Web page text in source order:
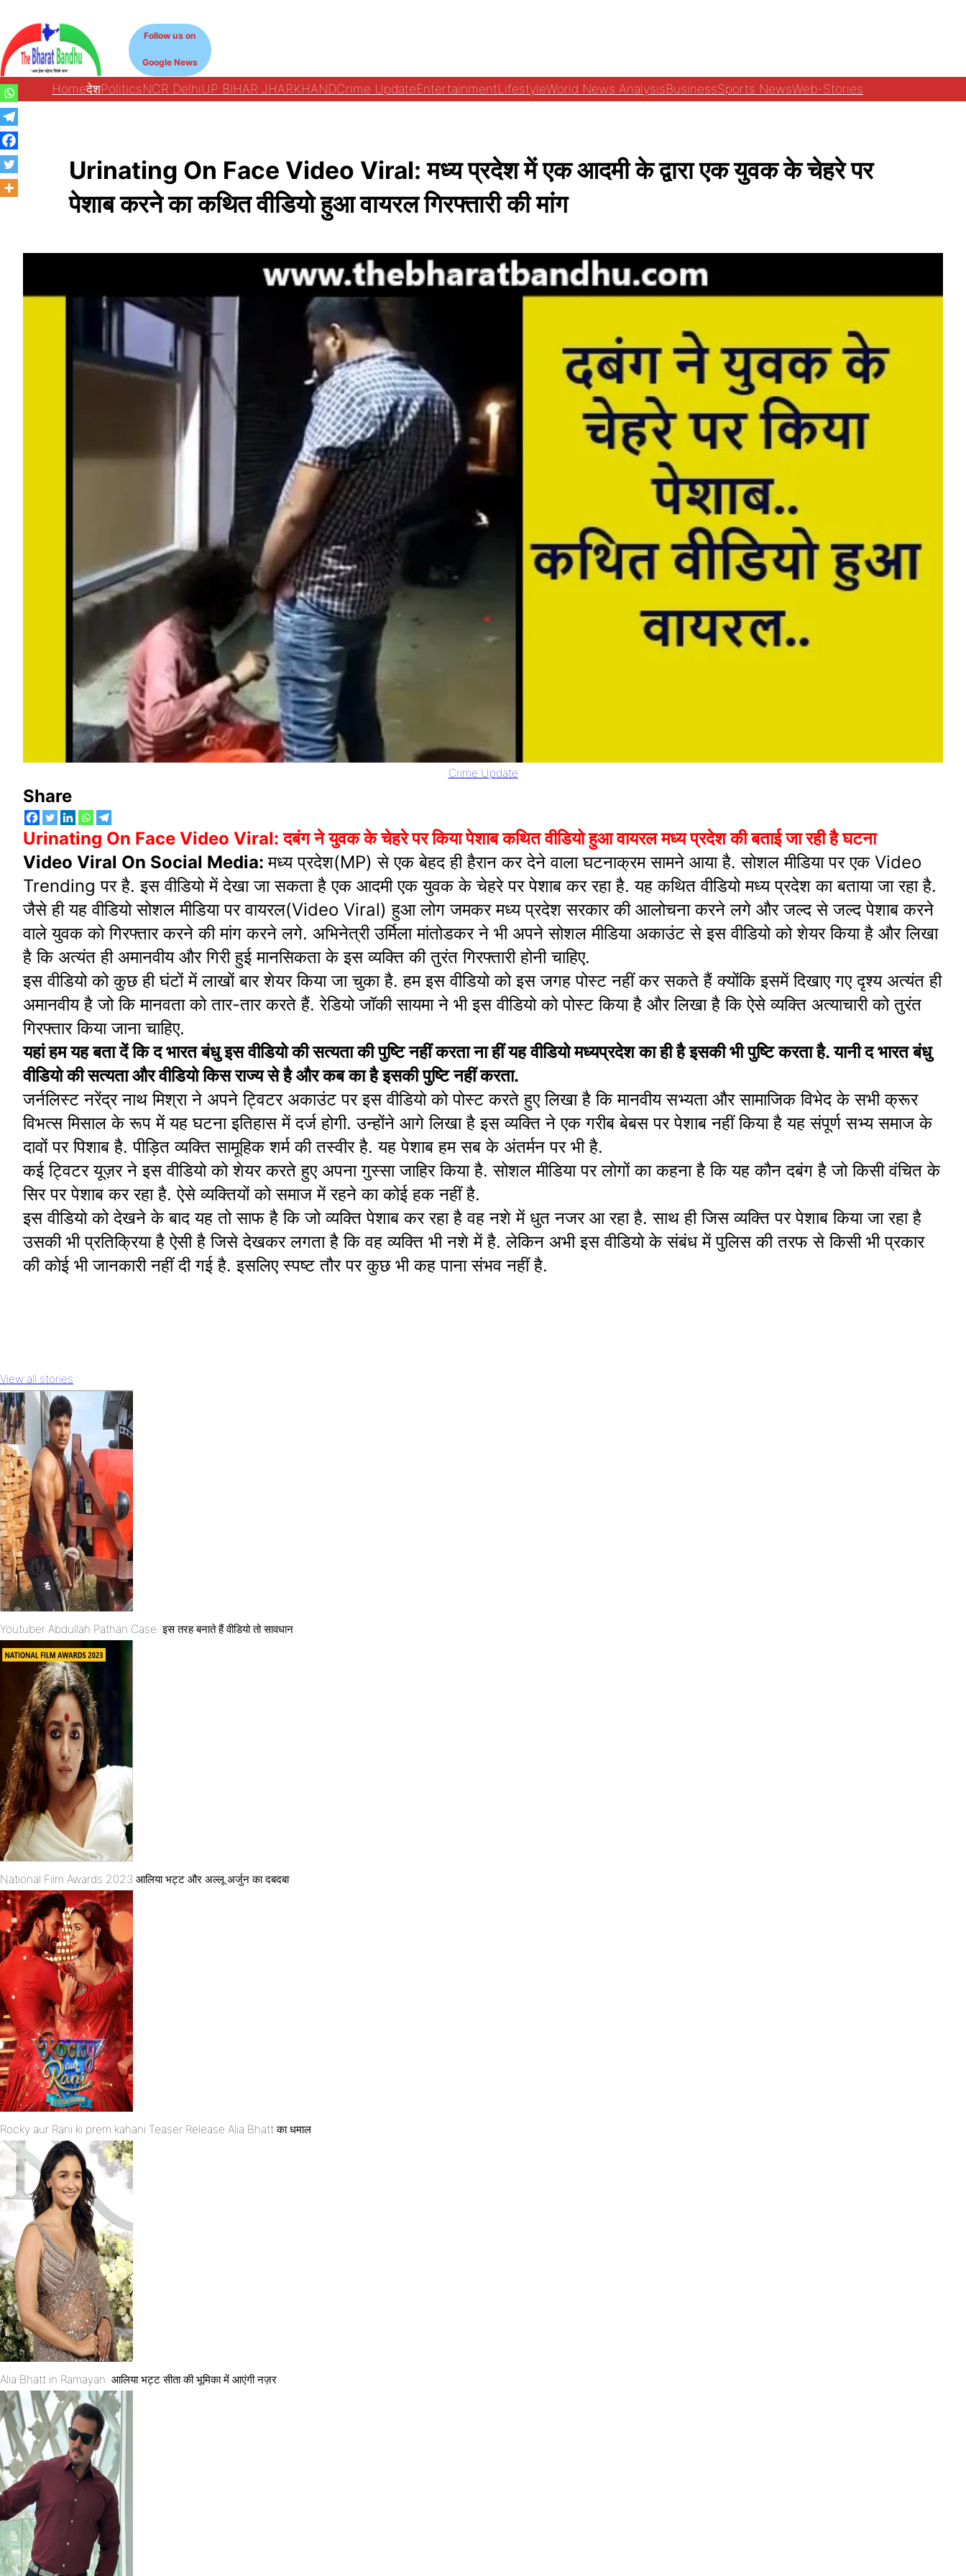
content
Follow us on
Google News
HomeदेशPoliticsNCR DelhiUP BIHAR JHARKHANDCrime UpdateEntertainmentLifestyleWorld News AnalysisBusinessSports NewsWeb-Stories
Urinating On Face Video Viral: मध्य प्रदेश में एक आदमी के द्वारा एक युवक के चेहरे पर
पेशाब करने का कथित वीडियो हुआ वायरल गिरफ्तारी की मांग
Crime Update
Share
Urinating On Face Video Viral: दबंग ने युवक के चेहरे पर किया पेशाब कथित वीडियो हुआ वायरल मध्य प्रदेश की बताई जा रही है घटना
Video Viral On Social Media:मध्य प्रदेश(MP) से एक बेहद ही हैरान कर देने वाला घटनाक्रम सामने आया है. सोशल मीडिया पर एक Video
Trending पर है. इस वीडियो में देखा जा सकता है एक आदमी एक युवक के चेहरे पर पेशाब कर रहा है. यह कथित वीडियो मध्य प्रदेश का बताया जा रहा है.
जैसे ही यह वीडियो सोशल मीडिया पर वायरल(Video Viral) हुआ लोग जमकर मध्य प्रदेश सरकार की आलोचना करने लगे और जल्द से जल्द पेशाब करने
वाले युवक को गिरफ्तार करने की मांग करने लगे. अभिनेत्री उर्मिला मांतोडकर ने भी अपने सोशल मीडिया अकाउंट से इस वीडियो को शेयर किया है और लिखा
है कि अत्यंत ही अमानवीय और गिरी हुई मानसिकता के इस व्यक्ति की तुरंत गिरफ्तारी होनी चाहिए.
इस वीडियो को कुछ ही घंटों में लाखों बार शेयर किया जा चुका है. हम इस वीडियो को इस जगह पोस्ट नहीं कर सकते हैं क्योंकि इसमें दिखाए गए दृश्य अत्यंत ही
अमानवीय है जो कि मानवता को तार-तार करते हैं. रेडियो जॉकी सायमा ने भी इस वीडियो को पोस्ट किया है और लिखा है कि ऐसे व्यक्ति अत्याचारी को तुरंत
गिरफ्तार किया जाना चाहिए.
यहां हम यह बता दें कि द भारत बंधु इस वीडियो की सत्यता की पुष्टि नहीं करता ना हीं यह वीडियो मध्यप्रदेश का ही है इसकी भी पुष्टि करता है. यानी द भारत बंधु
वीडियो की सत्यता और वीडियो किस राज्य से है और कब का है इसकी पुष्टि नहीं करता.
जर्नलिस्ट नरेंद्र नाथ मिश्रा ने अपने ट्विटर अकाउंट पर इस वीडियो को पोस्ट करते हुए लिखा है कि मानवीय सभ्यता और सामाजिक विभेद के सभी क्रूर
विभत्स मिसाल के रूप में यह घटना इतिहास में दर्ज होगी. उन्होंने आगे लिखा है इस व्यक्ति ने एक गरीब बेबस पर पेशाब नहीं किया है यह संपूर्ण सभ्य समाज के
दावों पर पिशाब है. पीड़ित व्यक्ति सामूहिक शर्म की तस्वीर है. यह पेशाब हम सब के अंतर्मन पर भी है.
कई ट्विटर यूज़र ने इस वीडियो को शेयर करते हुए अपना गुस्सा जाहिर किया है. सोशल मीडिया पर लोगों का कहना है कि यह कौन दबंग है जो किसी वंचित के
सिर पर पेशाब कर रहा है. ऐसे व्यक्तियों को समाज में रहने का कोई हक नहीं है.
इस वीडियो को देखने के बाद यह तो साफ है कि जो व्यक्ति पेशाब कर रहा है वह नशे में धुत नजर आ रहा है. साथ ही जिस व्यक्ति पर पेशाब किया जा रहा है
उसकी भी प्रतिक्रिया है ऐसी है जिसे देखकर लगता है कि वह व्यक्ति भी नशे में है. लेकिन अभी इस वीडियो के संबंध में पुलिस की तरफ से किसी भी प्रकार
की कोई भी जानकारी नहीं दी गई है. इसलिए स्पष्ट तौर पर कुछ भी कह पाना संभव नहीं है.
View all stories
Youtuber Abdullah Pathan Case: इस तरह बनाते हैं वीडियो तो सावधान
National Film Awards 2023 आलिया भट्ट और अल्लू अर्जुन का दबदबा
Rocky aur Rani ki prem kahani Teaser Release Alia Bhatt का धमाल
Alia Bhatt in Ramayan: आलिया भट्ट सीता की भूमिका में आएंगी नज़र